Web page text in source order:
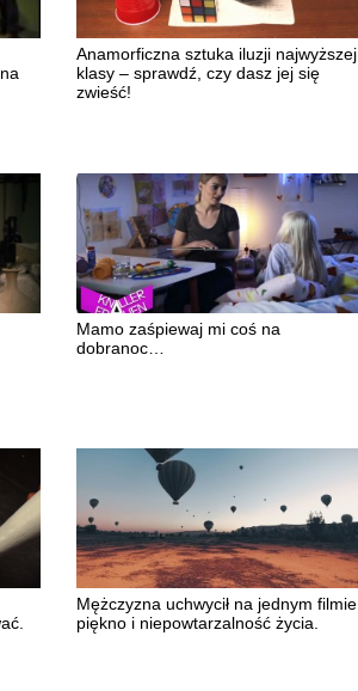
Anamorficzna sztuka iluzji najwyższej
klasy – sprawdź, czy dasz jej się
zwieść!
Mamo zaśpiewaj mi coś na
dobranoc…
Mężczyzna uchwycił na jednym filmie
piękno i niepowtarzalność życia.